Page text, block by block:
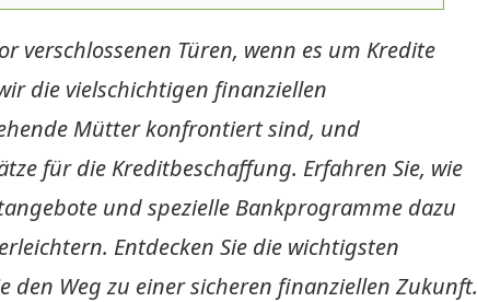
verschlossenen Türen, wenn es um Kredite
die vielschichtigen finanziellen
Mütter konfrontiert sind, und
für die Kreditbeschaffung. Erfahren Sie, wie
und spezielle Bankprogramme dazu
Entdecken Sie die wichtigsten
Weg zu einer sicheren finanziellen Zukunft.